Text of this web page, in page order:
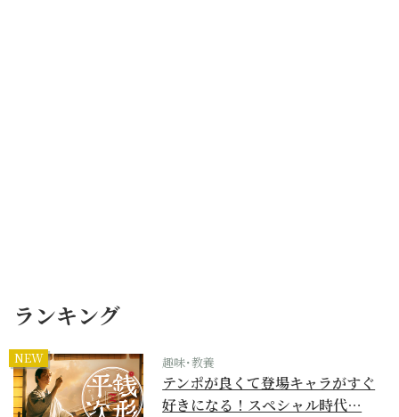
ランキング
NEW 趣味･教養
テンポが良くて登場キャラがすぐ
好きになる！スペシャル時代…